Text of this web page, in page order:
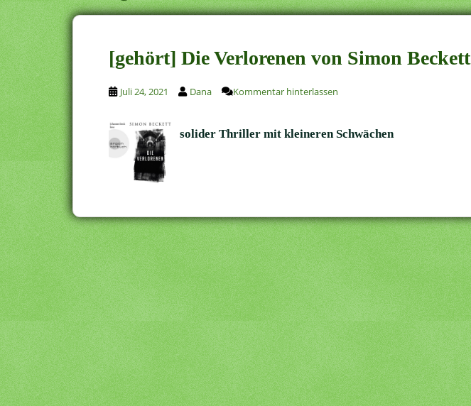
[gehört] Die Verlorenen von Simon Beckett
Juli 24, 2021 Dana Kommentar hinterlassen
solider Thriller mit kleineren Schwächen